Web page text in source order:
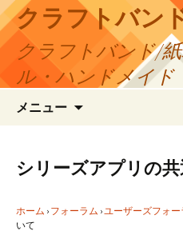
コ
ン
テ
ツ
ス
クラフトバン
クラフトバンド/
ル・ハンドメイド
メニュー
シリーズアプリの
ホーム › フォーラム ›ユーザーズフォー
いて